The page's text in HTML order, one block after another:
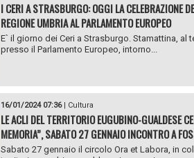
I CERI A STRASBURGO: OGGI LA CELEBRAZIONE
REGIONE UMBRIA AL PARLAMENTO EUROPEO
E` il giorno dei Ceri a Strasburgo. Stamattina, al
presso il Parlamento Europeo, intorno...
16/01/2024 07:36| Cultura
LE ACLI DEL TERRITORIO EUGUBINO-GUALDESE
MEMORIA”, SABATO 27 GENNAIO INCONTRO A
Sabato 27 gennaio il circolo Ora et Labora, in